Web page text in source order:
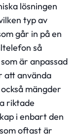
lösningen
typ av
går in på en
så
är anpassad
att använda
mängder
riktade
i enbart den
oftast är